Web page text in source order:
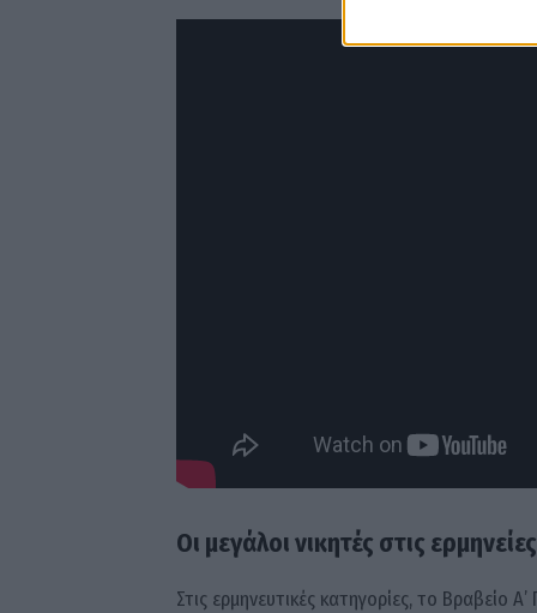
Οι μεγάλοι νικητές στις ερμηνείες
Στις ερμηνευτικές κατηγορίες, το Βραβείο